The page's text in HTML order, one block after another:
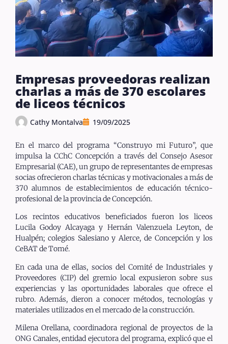
Empresas proveedoras realizan
charlas a más de 370 escolares
de liceos técnicos
Cathy Montalva 19/09/2025
En el marco del programa “Construyo mi Futuro”, que
impulsa la CChC Concepción a través del Consejo Asesor
Empresarial (CAE), un grupo de representantes de empresas
socias ofrecieron charlas técnicas y motivacionales a más de
370 alumnos de establecimientos de educación técnico-
profesional de la provincia de Concepción.
Los recintos educativos beneficiados fueron los liceos
Lucila Godoy Alcayaga y Hernán Valenzuela Leyton, de
Hualpén; colegios Salesiano y Alerce, de Concepción y los
CeBAT de Tomé.
En cada una de ellas, socios del Comité de Industriales y
Proveedores (CIP) del gremio local expusieron sobre sus
experiencias y las oportunidades laborales que ofrece el
rubro. Además, dieron a conocer métodos, tecnologías y
materiales utilizados en el mercado de la construcción.
Milena Orellana, coordinadora regional de proyectos de la
ONG Canales, entidad ejecutora del programa, explicó que el